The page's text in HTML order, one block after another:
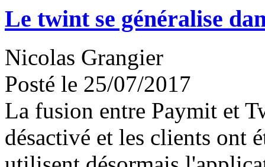
Le twint se généralise
Nicolas Grangier
Posté le 25/07/2017
La fusion entre Paymit et
désactivé et les clients ont